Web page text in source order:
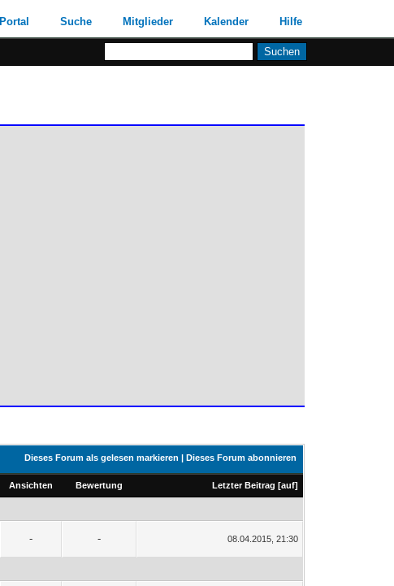
Portal Suche Mitglieder Kalender Hilfe
Dieses Forum als gelesen markieren |Dieses Forum abonnieren
Ansichten Bewertung Letzter Beitrag [auf]
- - 08.04.2015, 21:30